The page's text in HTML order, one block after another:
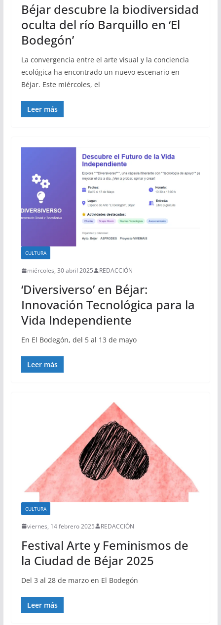
Béjar descubre la biodiversidad
oculta del río Barquillo en ‘El
Bodegón’
La convergencia entre el arte visual y la conciencia
ecológica ha encontrado un nuevo escenario en
Béjar. Este miércoles, el
Leer más
CULTURA
miércoles, 30 abril 2025 REDACCIÓN
‘Diversiverso’ en Béjar:
Innovación Tecnológica para la
Vida Independiente
En El Bodegón, del 5 al 13 de mayo
Leer más
CULTURA
viernes, 14 febrero 2025 REDACCIÓN
Festival Arte y Feminismos de
la Ciudad de Béjar 2025
Del 3 al 28 de marzo en El Bodegón
Leer más